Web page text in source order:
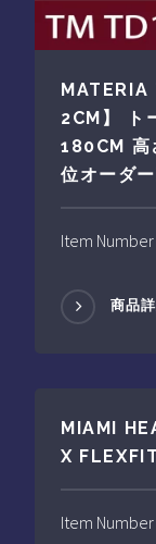
2CM】 ト
180CM 高
位オーダ
Item
商品
MIAMI
X
Item Number